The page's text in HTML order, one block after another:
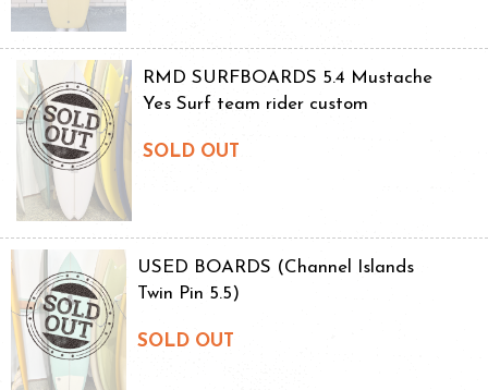
RMD SURFBOARDS 5.4 Mustache
Yes Surf team rider custom
SOLD OUT
USED BOARDS (Channel Islands
Twin Pin 5.5)
SOLD OUT